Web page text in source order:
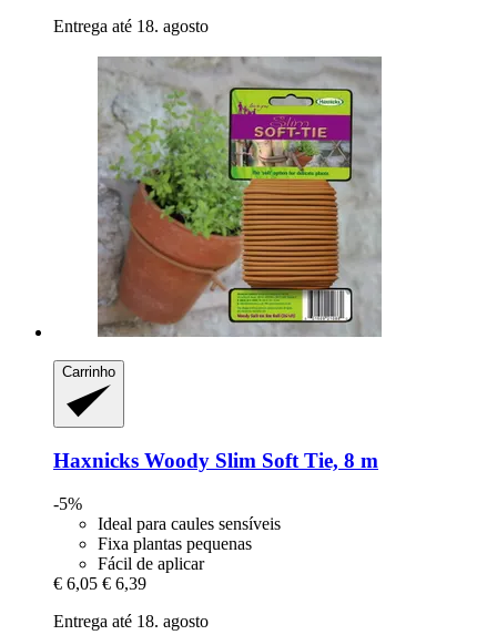
Entrega até 18. agosto
Carrinho
Haxnicks Woody Slim Soft Tie, 8 m
-5%
Ideal para caules sensíveis
Fixa plantas pequenas
Fácil de aplicar
€ 6,05 € 6,39
Entrega até 18. agosto